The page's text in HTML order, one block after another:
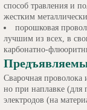
способ травления и
жестким
порошковая
лучшим из всех, в
карбонатно-
Сварочная проволока
но при наплавке (для
электродов (на